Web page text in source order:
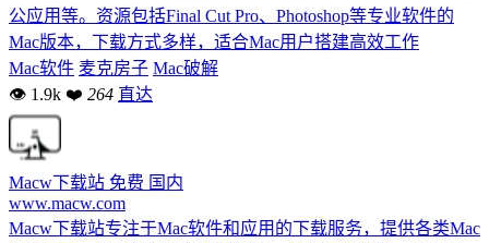
公应用等。资源包括Final Cut Pro、Photoshop等专业软件的
Mac版本，下载方式多样，适合Mac用户搭建高效工作
Mac软件 麦克房子 Mac破解
👁 1.9k ❤ 264 直达
Macw下载站 免费 国内
www.macw.com
Macw下载站专注于Mac软件和应用的下载服务，提供各类Mac